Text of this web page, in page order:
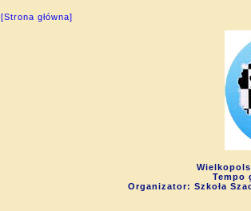
[Strona główna]
Tempo
Organizator: Szkoła